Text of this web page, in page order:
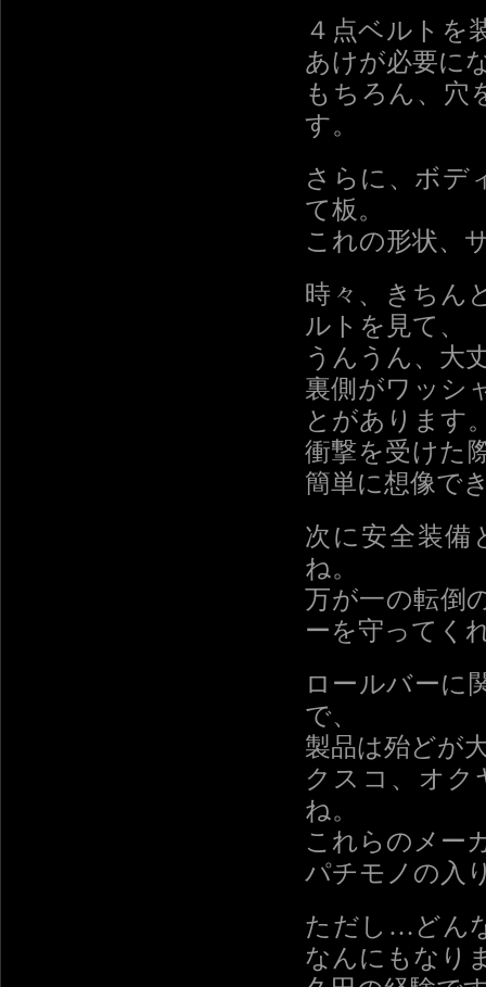
４点ベルトを
あけが必要に
もちろん、穴
す。
さらに、ボデ
て板。
これの形状、
時々、きちん
ルトを見て、
うんうん、大
裏側がワッシ
とがあります
衝撃を受けた
簡単に想像で
次に安全装
ね。
万が一の転倒
ーを守ってく
ロールバーに
で、
製品は殆どが
クスコ、オ
ね。
これらのメー
パチモノの入
ただし…どん
なんにもなり